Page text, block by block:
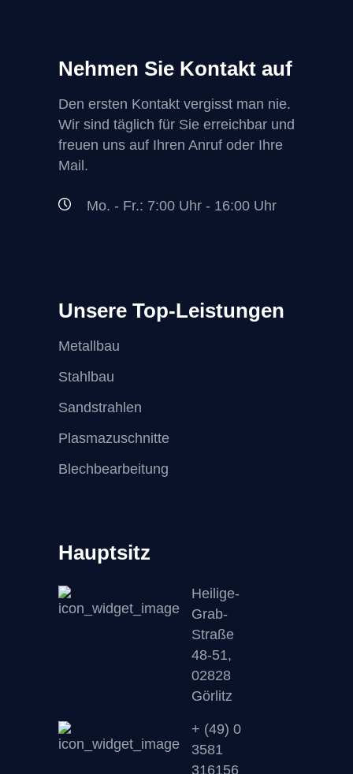
Nehmen Sie Kontakt auf
Den ersten Kontakt vergisst man nie.
Wir sind täglich für Sie erreichbar und
freuen uns auf Ihren Anruf oder Ihre
Mail.
Mo. - Fr.: 7:00 Uhr - 16:00 Uhr
Unsere Top-Leistungen
Metallbau
Stahlbau
Sandstrahlen
Plasmazuschnitte
Blechbearbeitung
Hauptsitz
Heilige-
Grab-
Straße
48-51,
02828
Görlitz
+ (49) 0
3581
316156